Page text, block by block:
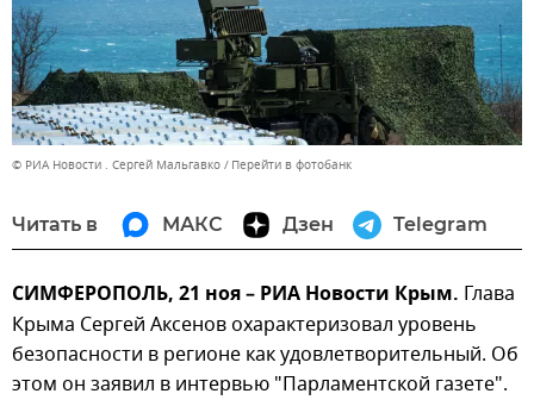
© РИА Новости . Сергей Мальгавко Перейти в фотобанк
Читать в МАКС Дзен Telegram
СИМФЕРОПОЛЬ, 21 ноя – РИА Новости Крым. Глава
Крыма Сергей Аксенов охарактеризовал уровень
безопасности в регионе как удовлетворительный. Об
этом он заявил в интервью "Парламентской газете".